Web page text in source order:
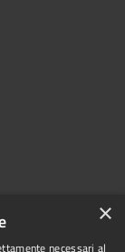
×
necessari al